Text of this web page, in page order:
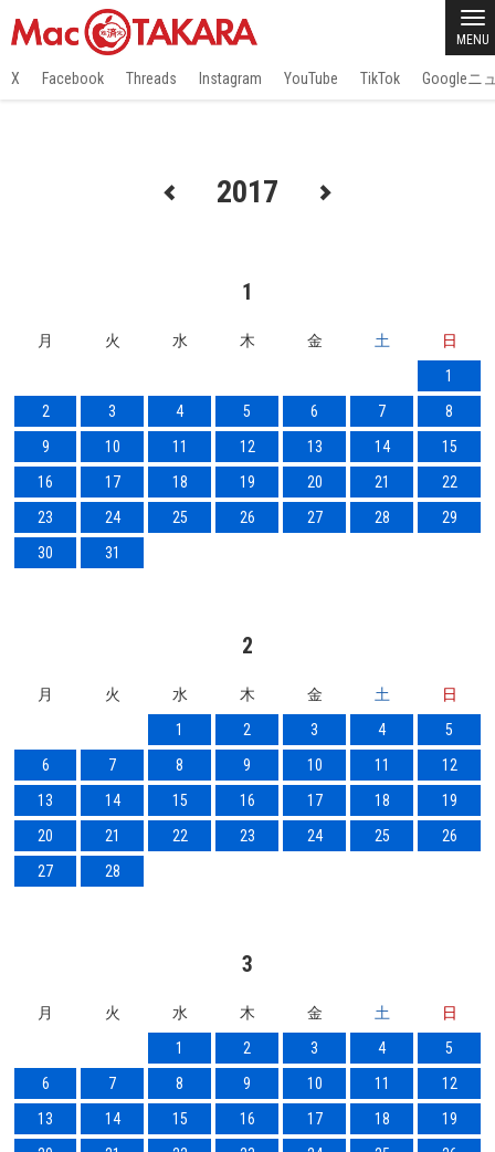
MENU
X Facebook Threads Instagram YouTube TikTok Googleニ
2017
1
月 火 水 木 金 土
日
1
2
3 4 5 6 7
8
9
10 11 12 13 14
15
16
17 18 19 20 21
22
23
24 25 26 27 28
29
30
31
2
月 火 水 木 金 土
日
1
2 3 4
5
6
7 8 9 10 11
12
13
14 15 16 17 18
19
20
21 22 23 24 25
26
27
28
3
月 火 水 木 金 土
日
1
2 3 4
5
6
7 8 9 10 11
12
13
14 15 16 17 18
19